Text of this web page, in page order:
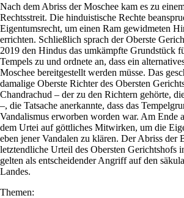
Nach dem Abriss der Moschee kam es zu
Rechtsstreit. Die hinduistische Rechte
Eigentumsrecht, um einen Ram gewidmeten
errichten. Schließlich sprach der Oberste
2019 den Hindus das umkämpfte Grundstück
Tempels zu und ordnete an, dass ein
Moschee bereitgestellt werden müsse. Das
damalige Oberste Richter des Obersten
Chandrachud – der zu den Richtern gehörte,
–, die Tatsache anerkannte, dass das
Vandalismus erworben worden war. Am Ende
dem Urtei auf göttliches Mitwirken, um die
eben jener Vandalen zu klären. Der Abriss der
letztendliche Urteil des Obersten Gerichtshofs
gelten als entscheidender Angriff auf den
Landes.
Themen: